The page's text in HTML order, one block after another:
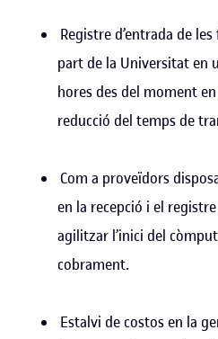
Registre d’entrada de
part de la Universitat en
hores des del moment
reducció del temps de
Com a proveïdors
en la recepció i el
agilitzar l’inici del
cobrament.
Estalvi de costos en la